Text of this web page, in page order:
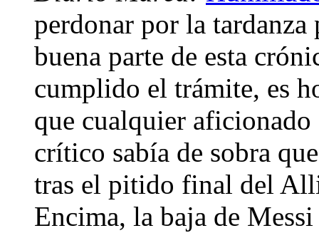
perdonar por la
buena parte de esta
cumplido el trámite, es
que cualquier
crítico sabía de sobra
tras el pitido final del
Encima, la baja de